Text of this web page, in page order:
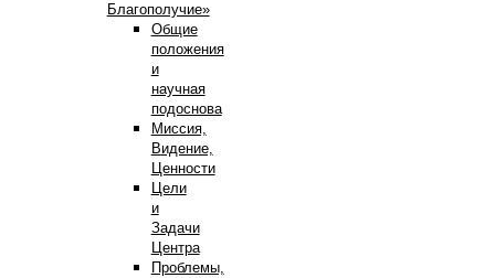
Благополучие»
Общие
положения
и
научная
подоснова
Миссия,
Видение,
Ценности
Цели
и
Задачи
Центра
Проблемы,